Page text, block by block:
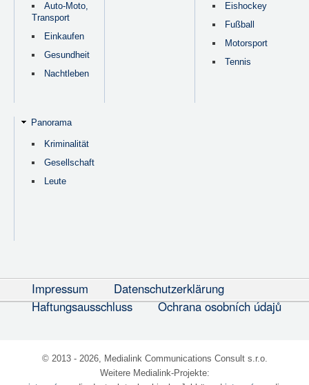
Auto-Moto,
Transport
Einkaufen
Gesundheit
Nachtleben
Eishockey
Fußball
Motorsport
Tennis
Panorama
Kriminalität
Gesellschaft
Leute
Impressum
Datenschutzerklärung
Haftungsausschluss
Ochrana osobních údajů
© 2013 - 2026, Medialink Communications Consult s.r.o.
Weitere Medialink-Projekte: